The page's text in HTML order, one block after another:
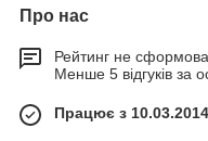
Про нас
Рейтинг не
Менше 5 відгуків за
Працює з 10.03.2014